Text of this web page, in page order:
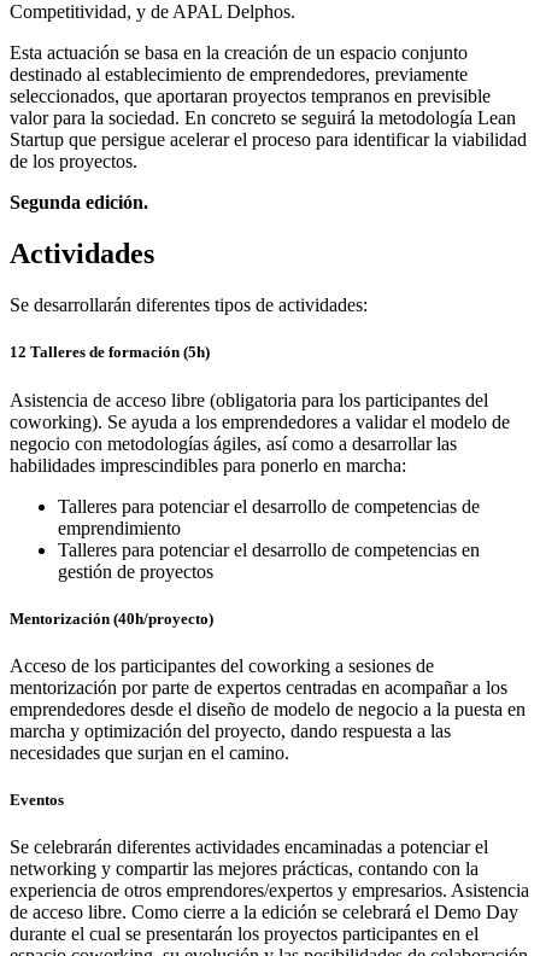
Competitividad, y de APAL Delphos.
Esta actuación se basa en la creación de un espacio conjunto
destinado al establecimiento de emprendedores, previamente
seleccionados, que aportaran proyectos tempranos en previsible
valor para la sociedad. En concreto se seguirá la metodología Lean
Startup que persigue acelerar el proceso para identificar la viabilidad
de los proyectos.
Segunda edición.
Actividades
Se desarrollarán diferentes tipos de actividades:
12 Talleres de formación (5h)
Asistencia de acceso libre (obligatoria para los participantes del
coworking). Se ayuda a los emprendedores a validar el modelo de
negocio con metodologías ágiles, así como a desarrollar las
habilidades imprescindibles para ponerlo en marcha:
Talleres para potenciar el desarrollo de competencias de
emprendimiento
Talleres para potenciar el desarrollo de competencias en
gestión de proyectos
Mentorización (40h/proyecto)
Acceso de los participantes del coworking a sesiones de
mentorización por parte de expertos centradas en acompañar a los
emprendedores desde el diseño de modelo de negocio a la puesta en
marcha y optimización del proyecto, dando respuesta a las
necesidades que surjan en el camino.
Eventos
Se celebrarán diferentes actividades encaminadas a potenciar el
networking y compartir las mejores prácticas, contando con la
experiencia de otros emprendores/expertos y empresarios. Asistencia
de acceso libre. Como cierre a la edición se celebrará el Demo Day
durante el cual se presentarán los proyectos participantes en el